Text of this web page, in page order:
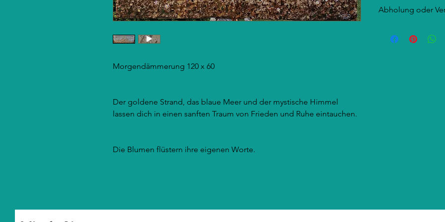
Morgendämmerung 120 x 60
Der goldene Strand, das blaue Meer und der mystische Himmel
lassen dich in einen sanften Traum von Frieden und Ruhe eintauchen.
Die Blumen flüstern ihre eigenen Worte.
Abholung oder